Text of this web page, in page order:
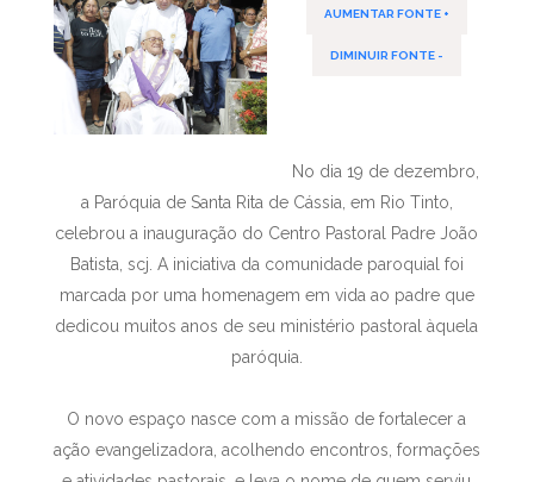
AUMENTAR FONTE +
DIMINUIR FONTE -
No dia 19 de dezembro,
a Paróquia de Santa Rita de Cássia, em Rio Tinto,
celebrou a inauguração do Centro Pastoral Padre João
Batista, scj. A iniciativa da comunidade paroquial foi
marcada por uma homenagem em vida ao padre que
dedicou muitos anos de seu ministério pastoral àquela
paróquia.
O novo espaço nasce com a missão de fortalecer a
ação evangelizadora, acolhendo encontros, formações